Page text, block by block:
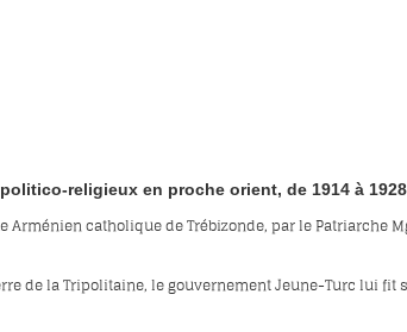
religieux en proche orient, de 1914 à
catholique de Trébizonde, par le Patriarche
de la Tripolitaine, le gouvernement Jeune-Turc lui fit